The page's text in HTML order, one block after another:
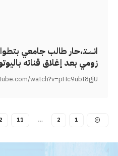
انــ،ــتـ،حار طالب جامعي
زومي بعد إغلاق قناته
watch?v=pHc9ubt8gjU
1
2
…
11